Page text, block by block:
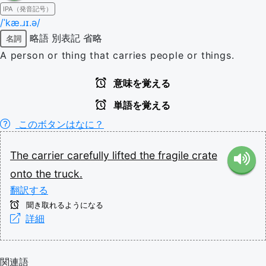
IPA（発音記号）
/ˈkæ.ɹɪ.ə/
名詞 略語 別表記 省略
A person or thing that carries people or things.
意味を覚える
単語を覚える
このボタンはなに？
The carrier carefully lifted the fragile crate
onto the truck.
翻訳する
聞き取れるようになる
詳細
関連語